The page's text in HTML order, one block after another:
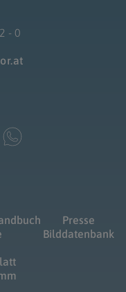
- 0
Presse
Bilddatenbank